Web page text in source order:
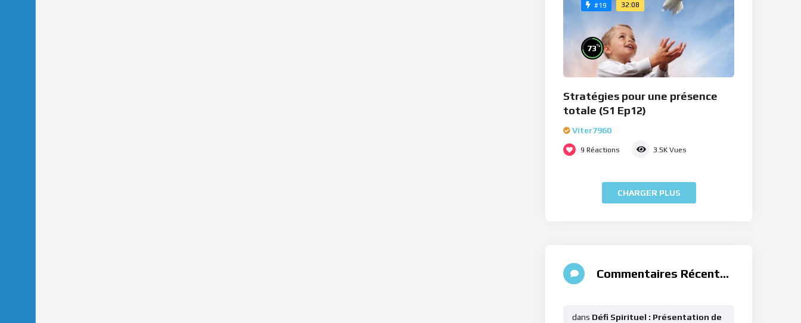
#19 32:08
73%
Stratégies pour une présence
totale (S1 Ep12)
Viter7960
9 Réactions 3.5K Vues
CHARGER PLUS
Commentaires Récents
dans Défi Spirituel : Présentation de